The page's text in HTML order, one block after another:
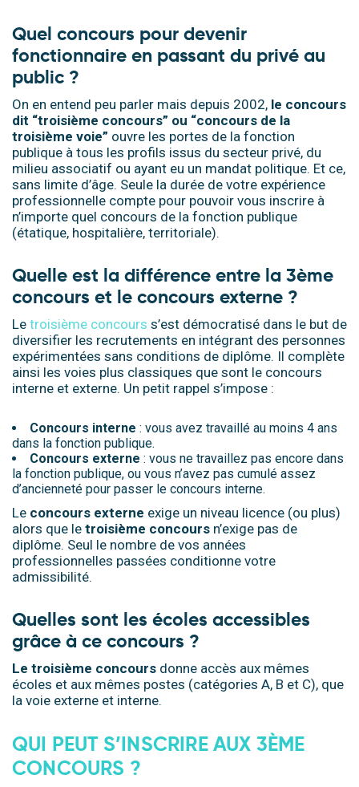
Quel concours pour devenir
fonctionnaire en passant du privé au
public ?
On en entend peu parler mais depuis 2002, le concours
dit “troisième concours” ou “concours de la
troisième voie” ouvre les portes de la fonction
publique à tous les profils issus du secteur privé, du
milieu associatif ou ayant eu un mandat politique. Et ce,
sans limite d’âge. Seule la durée de votre expérience
professionnelle compte pour pouvoir vous inscrire à
n’importe quel concours de la fonction publique
(étatique, hospitalière, territoriale).
Quelle est la différence entre la 3ème
concours et le concours externe ?
Le troisième concours s’est démocratisé dans le but de
diversifier les recrutements en intégrant des personnes
expérimentées sans conditions de diplôme. Il complète
ainsi les voies plus classiques que sont le concours
interne et externe. Un petit rappel s’impose :
Concours interne : vous avez travaillé au moins 4 ans
dans la fonction publique.
Concours externe : vous ne travaillez pas encore dans
la fonction publique, ou vous n’avez pas cumulé assez
d’ancienneté pour passer le concours interne.
Le concours externe exige un niveau licence (ou plus)
alors que le troisième concours n’exige pas de
diplôme. Seul le nombre de vos années
professionnelles passées conditionne votre
admissibilité.
Quelles sont les écoles accessibles
grâce à ce concours ?
Le troisième concours donne accès aux mêmes
écoles et aux mêmes postes (catégories A, B et C), que
la voie externe et interne.
QUI PEUT S’INSCRIRE AUX 3ÈME
CONCOURS ?